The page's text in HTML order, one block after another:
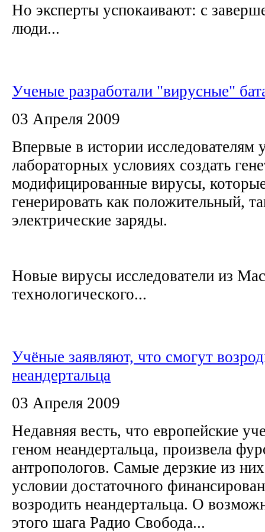
Но эксперты успокаивают: с
люди...
Ученые разработали "вирусные"
03 Апреля 2009
Впервые в истории исследователям
лабораторных условиях создать
модифицированные вирусы,
генерировать как положительный,
электрические заряды.
Новые вирусы исследователи из
технологического...
Учёные заявляют, что смогут
неандертальца
03 Апреля 2009
Недавняя весть, что европейские
геном неандертальца, произвела
антропологов. Самые дерзкие из
условии достаточного
возродить неандертальца. О
этого шага Радио Свобода...